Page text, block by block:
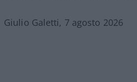
Giulio Galetti, 7 agosto 2026